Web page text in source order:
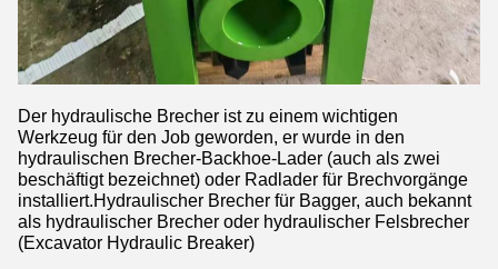
Der hydraulische Brecher ist zu einem wichtigen
Werkzeug für den Job geworden, er wurde in den
hydraulischen Brecher-Backhoe-Lader (auch als zwei
beschäftigt bezeichnet) oder Radlader für Brechvorgänge
installiert.Hydraulischer Brecher für Bagger, auch bekannt
als hydraulischer Brecher oder hydraulischer Felsbrecher
(Excavator Hydraulic Breaker)